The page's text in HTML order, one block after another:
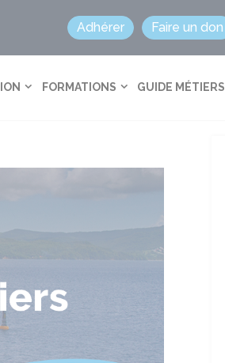
Adhérer Faire un don
FORMATIONS GUIDE MÉTIERS